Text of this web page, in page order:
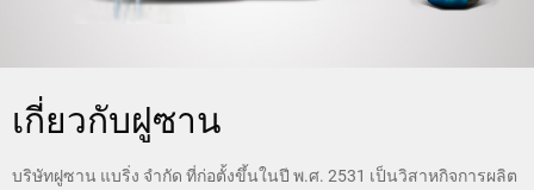
เกี่ยวกับฝูซาน
บริษัทฝูซาน แบริ่ง จำกัด ที่ก่อตั้งขึ้นในปี พ.ศ. 2531 เป็นวิสาหกิจการผลิต